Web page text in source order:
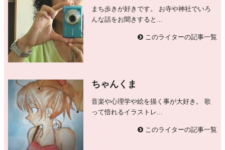
まち歩きが好きです。 お寺や神社でいろ
んな話をお聞きすると...
このライターの記事一覧
ちゃんくま
音楽や心理学や絵を描く事が大好き。 歌
って悟れるイラストレ...
このライターの記事一覧